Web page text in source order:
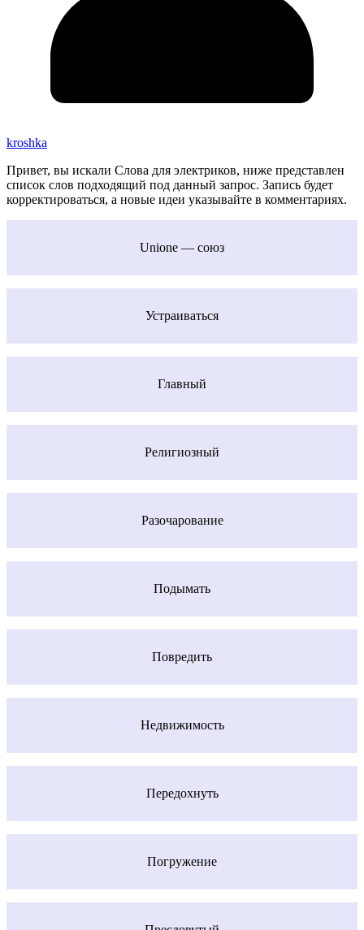
kroshka
Привет, вы искали Слова для электриков, ниже представлен
список слов подходящий под данный запрос. Запись будет
корректироваться, а новые идеи указывайте в комментариях.
Unione — союз
Устраиваться
Главный
Религиозный
Разочарование
Подымать
Повредить
Недвижимость
Передохнуть
Погружение